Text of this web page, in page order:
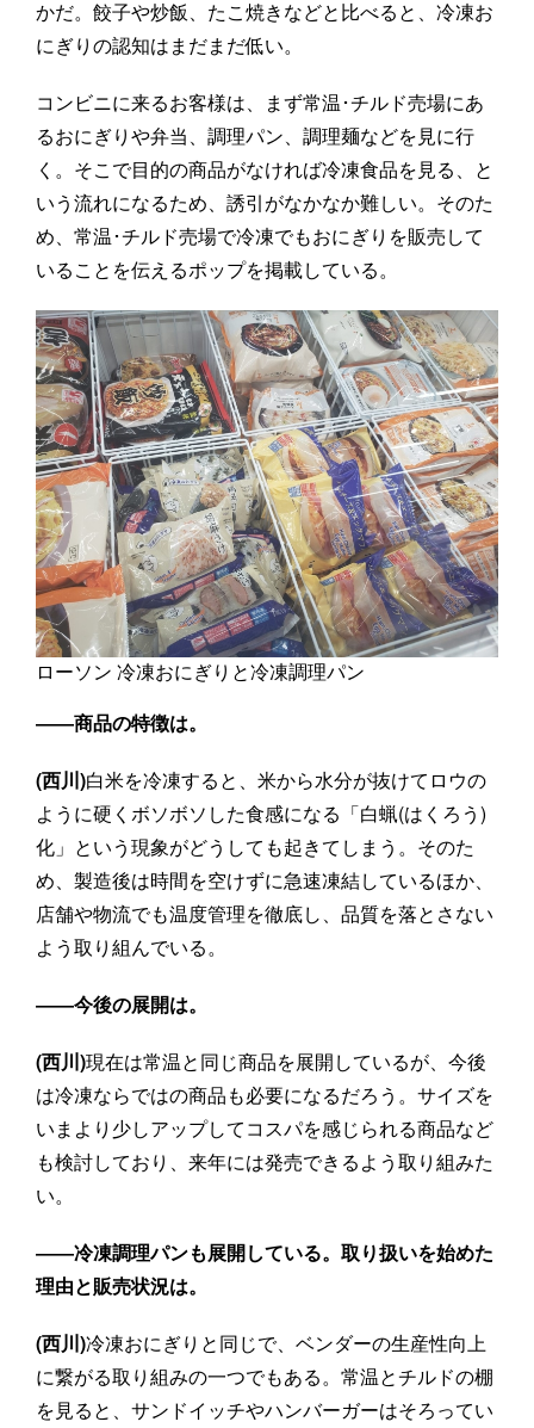
かだ。餃子や炒飯、たこ焼きなどと比べると、冷凍お
にぎりの認知はまだまだ低い。
コンビニに来るお客様は、まず常温･チルド売場にあ
るおにぎりや弁当、調理パン、調理麺などを見に行
く。そこで目的の商品がなければ冷凍食品を見る、と
いう流れになるため、誘引がなかなか難しい。そのた
め、常温･チルド売場で冷凍でもおにぎりを販売して
いることを伝えるポップを掲載している。
ローソン 冷凍おにぎりと冷凍調理パン
――商品の特徴は。
(西川)白米を冷凍すると、米から水分が抜けてロウの
ように硬くボソボソした食感になる「白蝋(はくろう)
化」という現象がどうしても起きてしまう。そのた
め、製造後は時間を空けずに急速凍結しているほか、
店舗や物流でも温度管理を徹底し、品質を落とさない
よう取り組んでいる。
――今後の展開は。
(西川)現在は常温と同じ商品を展開しているが、今後
は冷凍ならではの商品も必要になるだろう。サイズを
いまより少しアップしてコスパを感じられる商品など
も検討しており、来年には発売できるよう取り組みた
い。
――冷凍調理パンも展開している。取り扱いを始めた
理由と販売状況は。
(西川)冷凍おにぎりと同じで、ベンダーの生産性向上
に繋がる取り組みの一つでもある。常温とチルドの棚
を見ると、サンドイッチやハンバーガーはそろってい